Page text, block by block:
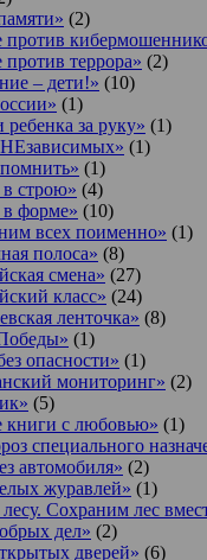
(2)
против
против террора» (2)
– дети!» (10)
(1)
ребенка за руку» (1)
(1)
(1)
в строю» (4)
в форме» (10)
всех поименно» (1)
полоса» (8)
смена» (27)
класс» (24)
ленточка» (8)
(1)
опасности» (1)
мониторинг» (2)
(5)
книги с любовью» (1)
специального
автомобиля» (2)
журавлей» (1)
Сохраним лес
дел» (2)
дверей» (6)